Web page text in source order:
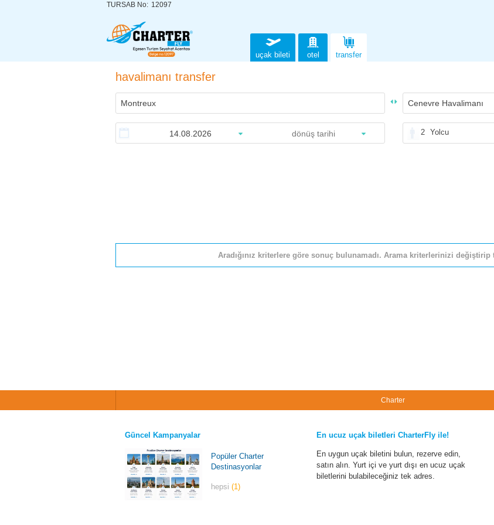
TURSAB No: 12097
uçak bileti otel transfer
havalimanı transfer
2 Yolcu
Aradığınız kriterlere göre sonuç bulunamadı. Arama kriterlerinizi
Charter
Güncel Kampanyalar
Popüler Charter
Destinasyonlar
hepsi(1)
En ucuz uçak biletleri CharterFly ile!
En uygun uçak biletini bulun, rezerve edin,
satın alın. Yurt içi ve yurt dışı en ucuz uçak
biletlerini bulabileceğiniz tek adres.